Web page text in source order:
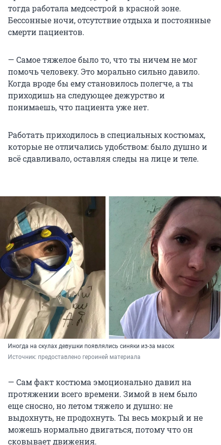
тогда работала медсестрой в красной зоне.
Бессонные ночи, отсутствие отдыха и постоянные
смерти пациентов.
— Самое тяжелое было то, что ты ничем не мог
помочь человеку. Это морально сильно давило.
Когда вроде бы ему становилось полегче, а ты
приходишь на следующее дежурство и
понимаешь, что пациента уже нет.
Работать приходилось в специальных костюмах,
которые не отличались удобством: было душно и
всё сдавливало, оставляя следы на лице и теле.
Иногда на скулах девушки появлялись синяки из-за масок
Источник: предоставлено героиней материала
— Сам факт костюма эмоционально давил на
протяжении всего времени. Зимой в нем было
еще сносно, но летом тяжело и душно: не
выдохнуть, не продохнуть. Ты весь мокрый и не
можешь нормально двигаться, потому что он
сковывает движения.